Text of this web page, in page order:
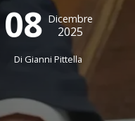
08 Dicembre
2025
Di Gianni Pittella